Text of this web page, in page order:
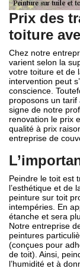
Prix des
toiture
Chez notre
varient selon la
votre toiture et de
intervention peut
conscience.
proposons un
signe de notre
renovation le prix
qualité à prix
entreprise de
Peindre le toit est
l’esthétique et de
peinture sur toit
intempéries. En
étanche et sera
Notre entreprise
peintures
(conçues pour
de toit). Ainsi,
l’humidité et à